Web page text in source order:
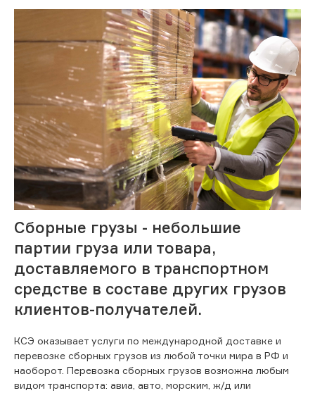
Сборные грузы - небольшие
партии груза или товара,
доставляемого в транспортном
средстве в составе других грузов
клиентов-получателей.
КСЭ оказывает услуги по международной доставке и
перевозке сборных грузов из любой точки мира в РФ и
наоборот. Перевозка сборных грузов возможна любым
видом транспорта: авиа, авто, морским, ж/д или